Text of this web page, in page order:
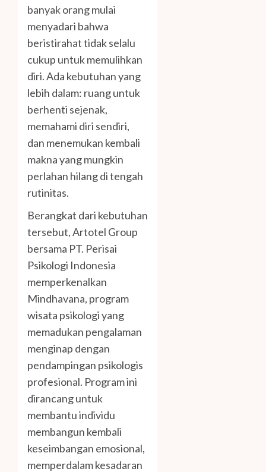
banyak orang mulai
menyadari bahwa
beristirahat tidak selalu
cukup untuk memulihkan
diri. Ada kebutuhan yang
lebih dalam: ruang untuk
berhenti sejenak,
memahami diri sendiri,
dan menemukan kembali
makna yang mungkin
perlahan hilang di tengah
rutinitas.
Berangkat dari kebutuhan
tersebut, Artotel Group
bersama PT. Perisai
Psikologi Indonesia
memperkenalkan
Mindhavana, program
wisata psikologi yang
memadukan pengalaman
menginap dengan
pendampingan psikologis
profesional. Program ini
dirancang untuk
membantu individu
membangun kembali
keseimbangan emosional,
memperdalam kesadaran